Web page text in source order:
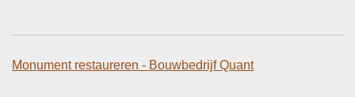
Monument restaureren - Bouwbedrijf Quant